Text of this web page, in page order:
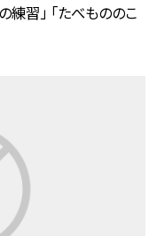
習」 「たべもののこ